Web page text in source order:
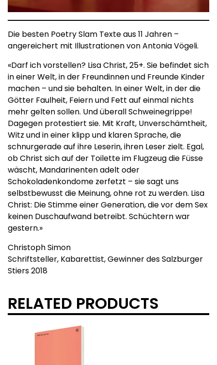
Die besten Poetry Slam Texte aus 11 Jahren –
angereichert mit Illustrationen von Antonia Vögeli.
«Darf ich vorstellen? Lisa Christ, 25+. Sie befindet sich
in einer Welt, in der Freundinnen und Freunde Kinder
machen – und sie behalten. In einer Welt, in der die
Götter Faulheit, Feiern und Fett auf einmal nichts
mehr gelten sollen. Und überall Schweinegrippe!
Dagegen protestiert sie. Mit Kraft, Unverschämtheit,
Witz und in einer klipp und klaren Sprache, die
schnurgerade auf ihre Leserin, ihren Leser zielt. Egal,
ob Christ sich auf der Toilette im Flugzeug die Füsse
wäscht, Mandarinenten adelt oder
Schokoladenkondome zerfetzt – sie sagt uns
selbstbewusst die Meinung, ohne rot zu werden. Lisa
Christ: Die Stimme einer Generation, die vor dem Sex
keinen Duschaufwand betreibt. Schüchtern war
gestern.»
Christoph Simon
Schriftsteller, Kabarettist, Gewinner des Salzburger
Stiers 2018
RELATED PRODUCTS